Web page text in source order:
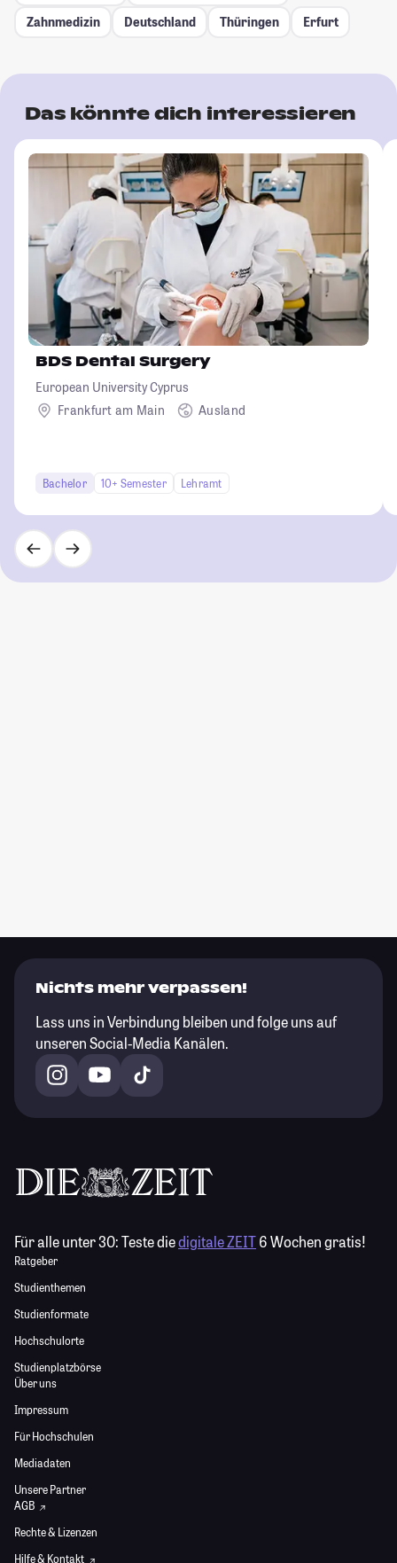
Zahnmedizin
Deutschland Thüringen Erfurt
Das könnte dich interessieren
BDS Dental Surgery
European University Cyprus
Frankfurt am Main
Ausland
Bachelor 10+ Semester Lehramt
Nichts mehr verpassen!
Lass uns in Verbindung bleiben und folge uns auf
unseren Social-Media Kanälen.
Für alle unter 30:Teste diedigitale ZEIT6 Wochen gratis!
Ratgeber
Studienthemen
Studienformate
Hochschulorte
Studienplatzbörse
Über uns
Impressum
Für Hochschulen
Mediadaten
Unsere Partner
AGB
Rechte & Lizenzen
Hilfe & Kontakt